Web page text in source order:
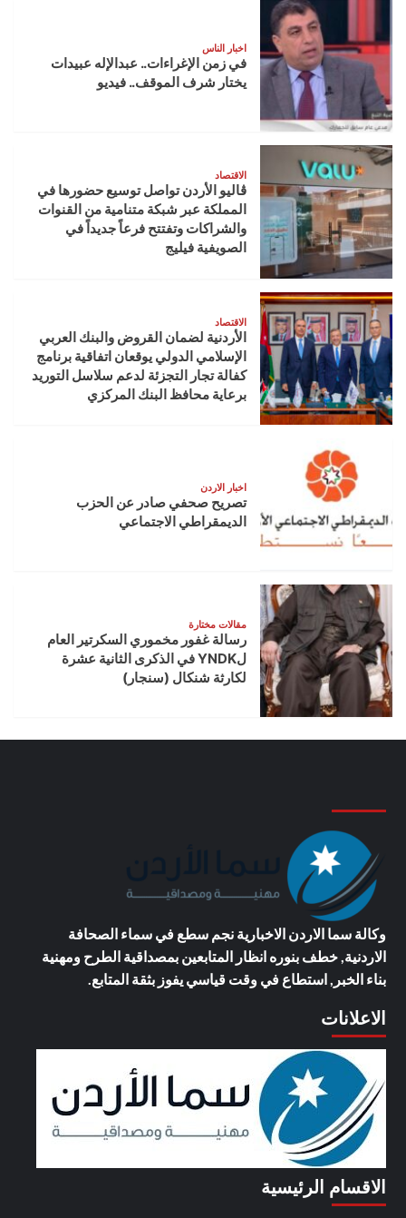
اخبار الناس
في زمن الإغراءات.. عبدالإله عبيدات
يختار شرف الموقف.. فيديو
الاقتصاد
ڤاليو الأردن تواصل توسيع حضورها في
المملكة عبر شبكة متنامية من القنوات
والشراكات وتفتتح فرعاً جديداً في
الصويفية فيليج
الاقتصاد
الأردنية لضمان القروض والبنك العربي
الإسلامي الدولي يوقعان اتفاقية برنامج
كفالة تجار التجزئة لدعم سلاسل التوريد
برعاية محافظ البنك المركزي
اخبار الاردن
تصريح صحفي صادر عن الحزب
الديمقراطي الاجتماعي
مقالات مختارة
رسالة غفور مخموري السكرتير العام
لYNDK في الذكرى الثانية عشرة
لكارثة شنكال (سنجار)
وكالة سما الاردن الاخباريةنجم سطع في سماء الصحافة
الاردنية, خطف بنوره انظار المتابعين بمصداقية الطرح ومهنية
بناء الخبر, استطاع في وقت قياسي يفوز بثقة المتابع.
الاعلانات
الاقسام الرئيسية